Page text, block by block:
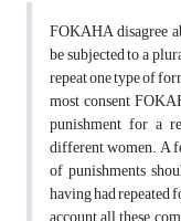
FOKAHA disagree
be subjected to a
repeat one type of
most consent
punishment for a
different women. A
of punishments
having had